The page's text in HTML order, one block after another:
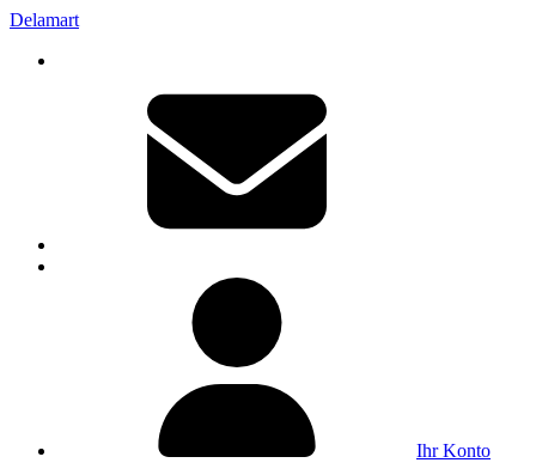
Delamart
Ihr Konto